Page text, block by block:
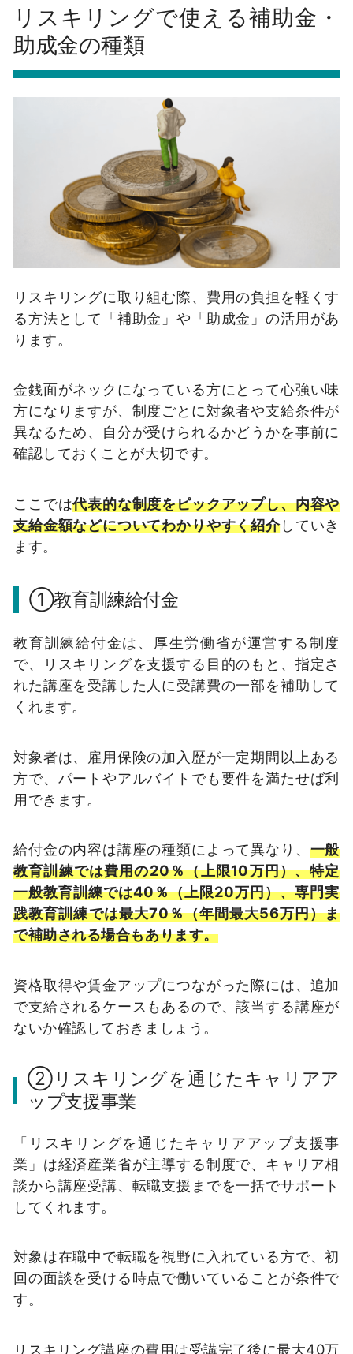
リスキリングで使える補助金・
助成金の種類
リスキリングに取り組む際、費用の負担を軽くす
る方法として「補助金」や「助成金」の活用があ
ります。
金銭面がネックになっている方にとって心強い味
方になりますが、制度ごとに対象者や支給条件が
異なるため、自分が受けられるかどうかを事前に
確認しておくことが大切です。
ここでは代表的な制度をピックアップし、内容や
支給金額などについてわかりやすく紹介していき
ます。
①教育訓練給付金
教育訓練給付金は、厚生労働省が運営する制度
で、リスキリングを支援する目的のもと、指定さ
れた講座を受講した人に受講費の一部を補助して
くれます。
対象者は、雇用保険の加入歴が一定期間以上ある
方で、パートやアルバイトでも要件を満たせば利
用できます。
給付金の内容は講座の種類によって異なり、 一般
教育訓練では費用の20％（上限10万円）、特定
一般教育訓練では40％（上限20万円）、専門実
践教育訓練では最大70％（年間最大56万円）ま
で補助される場合もあります。
資格取得や賃金アップにつながった際には、追加
で支給されるケースもあるので、該当する講座が
ないか確認しておきましょう。
②リスキリングを通じたキャリアア
ップ支援事業
「リスキリングを通じたキャリアアップ支援事
業」は経済産業省が主導する制度で、キャリア相
談から講座受講、転職支援までを一括でサポート
してくれます。
対象は在職中で転職を視野に入れている方で、初
回の面談を受ける時点で働いていることが条件で
す。
リスキリング講座の費用は受講完了後に最大40万